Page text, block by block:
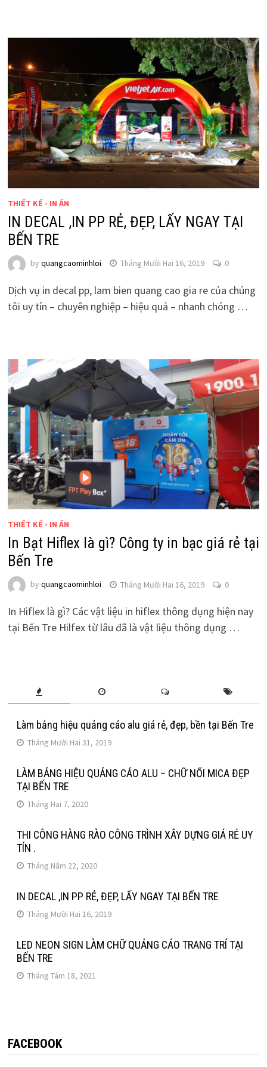
THIẾT KẾ - IN ẤN
IN DECAL ,IN PP RẺ, ĐẸP, LẤY NGAY TẠI
BẾN TRE
by quangcaominhloi Tháng Mười Hai 16, 2019 0
Dịch vụ in decal pp, lam bien quang cao gia re của chúng
tôi uy tín – chuyên nghiệp – hiệu quả – nhanh chóng …
THIẾT KẾ - IN ẤN
In Bạt Hiflex là gì? Công ty in bạc giá rẻ tại
Bến Tre
by quangcaominhloi Tháng Mười Hai 16, 2019 0
In Hiflex là gì? Các vật liệu in hiflex thông dụng hiện nay
tại Bến Tre Hilfex từ lâu đã là vật liệu thông dụng …
Làm bảng hiệu quảng cáo alu giá rẻ, đẹp, bền tại Bến Tre
Tháng Mười Hai 31, 2019
LÀM BẢNG HIỆU QUẢNG CÁO ALU – CHỮ NỔI MICA ĐẸP
TẠI BẾN TRE
Tháng Hai 7, 2020
THI CÔNG HÀNG RÀO CÔNG TRÌNH XÂY DỰNG GIÁ RẺ UY
TÍN .
Tháng Năm 22, 2020
IN DECAL ,IN PP RẺ, ĐẸP, LẤY NGAY TẠI BẾN TRE
Tháng Mười Hai 16, 2019
LED NEON SIGN LÀM CHỮ QUẢNG CÁO TRANG TRÍ TẠI
BẾN TRE
Tháng Tám 18, 2021
FACEBOOK